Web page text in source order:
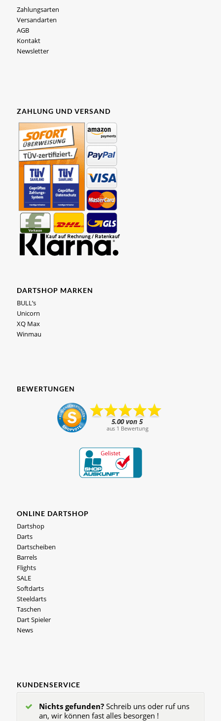
Zahlungsarten
Versandarten
AGB
Kontakt
Newsletter
ZAHLUNG UND VERSAND
DARTSHOP MARKEN
BULL’s
Unicorn
XQ Max
Winmau
BEWERTUNGEN
ONLINE DARTSHOP
Dartshop
Darts
Dartscheiben
Barrels
Flights
SALE
Softdarts
Steeldarts
Taschen
Dart Spieler
News
KUNDENSERVICE
Nichts gefunden?Schreib uns oder ruf uns
an, wir können fast alles besorgen !